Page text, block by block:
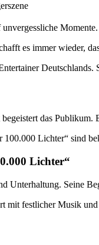
es immer wieder,
das Publikum.
Lichter“
Lichter“
Unterhaltung. Seine
festlicher Musik